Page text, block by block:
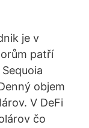
je v
patří
objem
V DeFi
čo